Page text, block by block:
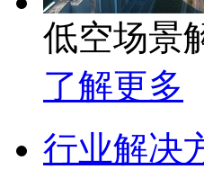
低空场景
了解更多
行业解决